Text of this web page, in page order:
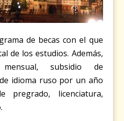
de becas con el que
de los estudios. Además,
subsidio de
idioma ruso por un año
pregrado, licenciatura,